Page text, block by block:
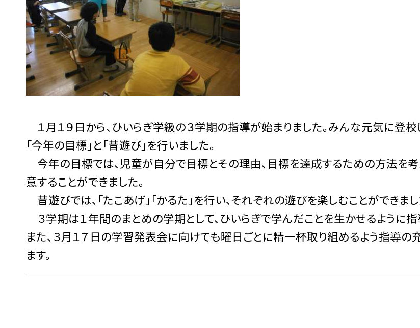
１月１９日から、ひいらぎ学級の３学期の指導が始まりました。みんな元気に登校
「今年の目標」と「昔遊び」を行いました。
今年の目標では、児童が自分で目標とその理由、目標を達成するための方法を考
意することができました。
昔遊びでは、「たこあげ」「かるた」を行い、それぞれの遊びを楽しむことができまし
３学期は１年間のまとめの学期として、ひいらぎで学んだことを生かせるように指
また、３月１７日の学習発表会に向けても曜日ごとに精一杯取り組めるよう指導の
ます。